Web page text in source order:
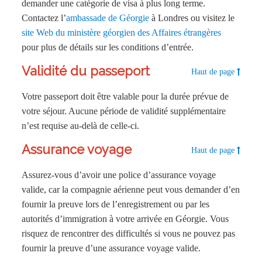
demander une catégorie de visa à plus long terme.
Contactez l’ambassade de Géorgie à Londres ou visitez le
site Web du ministère géorgien des Affaires étrangères
pour plus de détails sur les conditions d’entrée.
Validité du passeport Haut de page
Votre passeport doit être valable pour la durée prévue de
votre séjour. Aucune période de validité supplémentaire
n’est requise au-delà de celle-ci.
Assurance voyage Haut de page
Assurez-vous d’avoir une police d’assurance voyage
valide, car la compagnie aérienne peut vous demander d’en
fournir la preuve lors de l’enregistrement ou par les
autorités d’immigration à votre arrivée en Géorgie. Vous
risquez de rencontrer des difficultés si vous ne pouvez pas
fournir la preuve d’une assurance voyage valide.